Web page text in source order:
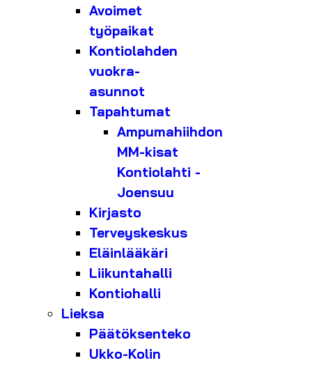
Avoimet
työpaikat
Kontiolahden
vuokra-
asunnot
Tapahtumat
Ampumahiihdon
MM-kisat
Kontiolahti -
Joensuu
Kirjasto
Terveyskeskus
Eläinlääkäri
Liikuntahalli
Kontiohalli
Lieksa
Päätöksenteko
Ukko-Kolin